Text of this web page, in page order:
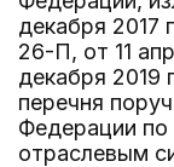
декабря 2017
26-П, от 11
декабря 2019
перечня
Федерации по
отраслевым